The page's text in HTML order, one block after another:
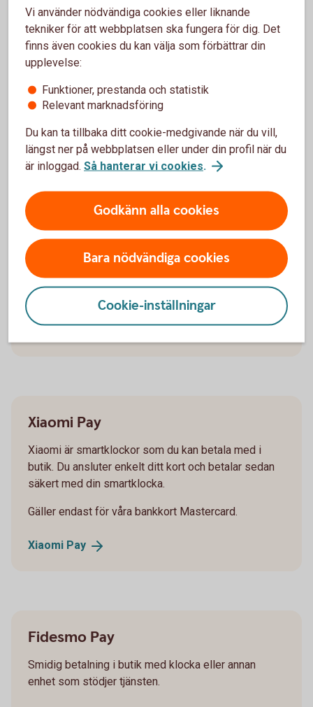
kopieras och användas för kortköp på nätet. Du kan
även ansluta kortet manuellt till valfri wallet.
Ovan gäller inte kreditkort. Dessa kan du ansluta
först när du fått det fysiska kortet.
Wallets endast för bankkort
Mastercard Click to Pay
Anslut till Mastercard Click to Pay och slipp knappa
in ditt kortnummer när du handlar online. Välj vilka
kort du vill ansluta, betala med det du vill.
Gäller endast för våra bankkort Mastercard.
Xiaomi Pay
Xiaomi är smartklockor som du kan betala med i
butik. Du ansluter enkelt ditt kort och betalar sedan
säkert med din smartklocka.
Gäller endast för våra bankkort Mastercard.
Xiaomi Pay
Fidesmo Pay
Smidig betalning i butik med klocka eller annan
enhet som stödjer tjänsten.
Vi använder nödvändiga cookies eller liknande
tekniker för att webbplatsen ska fungera för dig. Det
finns även cookies du kan välja som förbättrar din
upplevelse:
Funktioner, prestanda och statistik
Relevant marknadsföring
Du kan ta tillbaka ditt cookie-medgivande när du vill,
längst ner på webbplatsen eller under din profil när du
är inloggad. Så hanterar vi cookies.
Godkänn alla cookies
Bara nödvändiga cookies
Cookie-inställningar